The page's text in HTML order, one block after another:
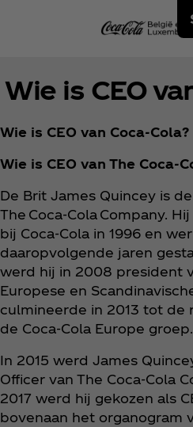
Wie is CEO
Wie is CEO van Coca‑Cola?
Wie is CEO van The
De Brit James Quincey is de
The Coca‑Cola Company.
bij Coca‑Cola in 1996 en
daaropvolgende jaren
werd hij in 2008 president
Europese en
culmineerde in 2013 tot de
de Coca‑Cola Europe groep.
In 2015 werd James
Officer van The Coca‑Cola
2017 werd hij gekozen als
bovenaan het organogram